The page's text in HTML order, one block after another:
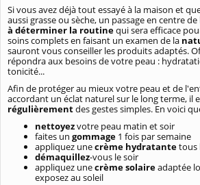
Si vous avez déjà tout essayé à la maison et
aussi grasse ou sèche, un passage en centre
à déterminer la routinequi sera efficace
soins complets en faisant un examen de la
sauront vous conseiller les produits adaptés.
répondra aux besoins de votre peau :
tonicité...
Afin de protéger au mieux votre peau et de
accordant un éclat naturel sur le long terme, il
régulièrementdes gestes simples. En voici
nettoyezvotre peau matin et soir
faites un gommage 1 fois par semaine
appliquez unecrème hydratantetous
démaquillez-vous le soir
appliquez unecrème solaireadaptée
exposez au soleil